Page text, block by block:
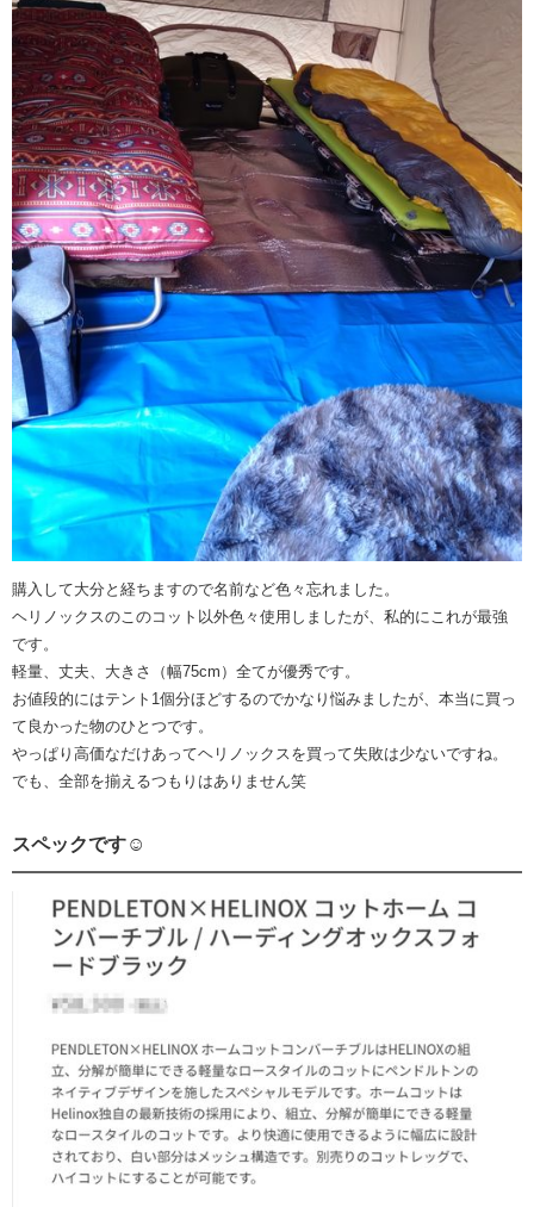
購入して大分と経ちますので名前など色々忘れました。
ヘリノックスのこのコット以外色々使用しましたが、私的にこれが最強
です。
軽量、丈夫、大きさ（幅75cm）全てが優秀です。
お値段的にはテント1個分ほどするのでかなり悩みましたが、本当に買っ
て良かった物のひとつです。
やっぱり高価なだけあってヘリノックスを買って失敗は少ないですね。
でも、全部を揃えるつもりはありません笑
スペックです☺